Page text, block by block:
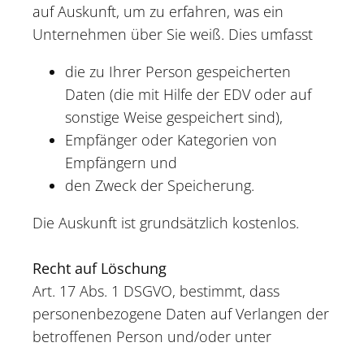
auf Auskunft, um zu erfahren, was ein
Unternehmen über Sie weiß. Dies umfasst
die zu Ihrer Person gespeicherten
Daten (die mit Hilfe der EDV oder auf
sonstige Weise gespeichert sind),
Empfänger oder Kategorien von
Empfängern und
den Zweck der Speicherung.
Die Auskunft ist grundsätzlich kostenlos.
Recht auf Löschung
Art. 17 Abs. 1 DSGVO, bestimmt, dass
personenbezogene Daten auf Verlangen der
betroffenen Person und/oder unter